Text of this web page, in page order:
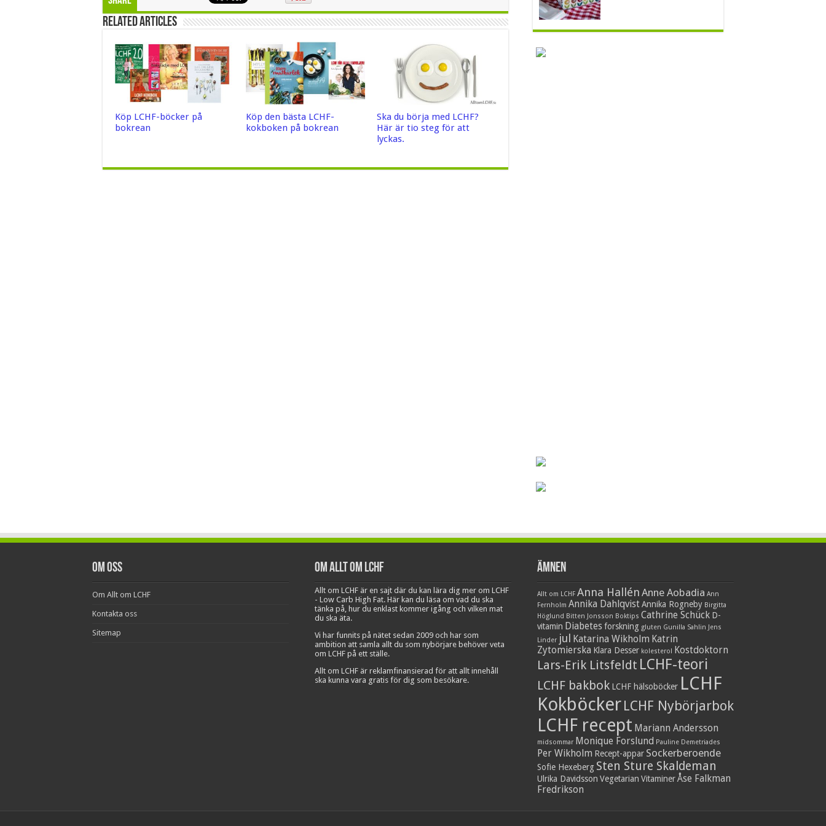
Related Articles
Köp LCHF-böcker på
bokrean
Köp den bästa LCHF-
kokboken på bokrean
Ska du börja med LCHF?
Här är tio steg för att
lyckas.
Om oss
Om Allt om LCHF
Kontakta oss
Sitemap
Om Allt om LCHF
Allt om LCHF är en sajt där du kan lära dig mer om LCHF
- Low Carb High Fat. Här kan du läsa om vad du ska
tänka på, hur du enklast kommer igång och vilken mat
du ska äta.
Vi har funnits på nätet sedan 2009 och har som
ambition att samla allt du som nybörjare behöver veta
om LCHF på ett ställe.
Allt om LCHF är reklamfinansierad för att allt innehåll
ska kunna vara gratis för dig som besökare.
Ämnen
Allt om LCHF Anna Hallén Anne Aobadia Ann
Fernholm Annika DahlqvistAnnika Rogneby Birgitta
Höglund Bitten Jonsson Boktips Cathrine Schück D-
vitamin Diabetes forskning gluten Gunilla Sahlin Jens
Linder jul Katarina Wikholm Katrin
Zytomierska Klara Desser kolesterol Kostdoktorn
Lars-Erik Litsfeldt LCHF-teori
LCHF bakbok LCHF hälsoböcker LCHF
Kokböcker LCHF Nybörjarbok
LCHF recept Mariann Andersson
midsommar Monique Forslund Pauline Demetriades
Per Wikholm Recept-appar Sockerberoende
Sofie Hexeberg Sten Sture Skaldeman
Ulrika Davidsson Vegetarian VitaminerÅse Falkman
Fredrikson